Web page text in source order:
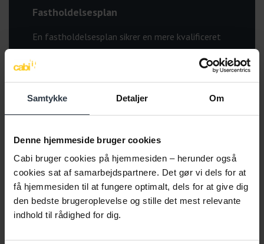
Samtykke Detaljer Om
Denne hjemmeside bruger cookies
Cabi bruger cookies på hjemmesiden – herunder også
cookies sat af samarbejdspartnere. Det gør vi dels for at
få hjemmesiden til at fungere optimalt, dels for at give dig
den bedste brugeroplevelse og stille det mest relevante
indhold til rådighed for dig.
Fastholdelsesplan
En fastholdelsesplan sikrer en mere kvalificeret
tilbagevenden til arbejdet. Dertil kan det være et
godt evalueringsværktøj til den løbende
opfølgning på medarbejderens sygdom.
Om fastholdelsesplan